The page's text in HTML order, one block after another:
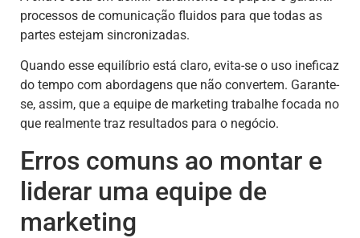
processos de comunicação fluidos para que todas as
partes estejam sincronizadas.
Quando esse equilíbrio está claro, evita-se o uso ineficaz
do tempo com abordagens que não convertem. Garante-
se, assim, que a equipe de marketing trabalhe focada no
que realmente traz resultados para o negócio.
Erros comuns ao montar e
liderar uma equipe de
marketing